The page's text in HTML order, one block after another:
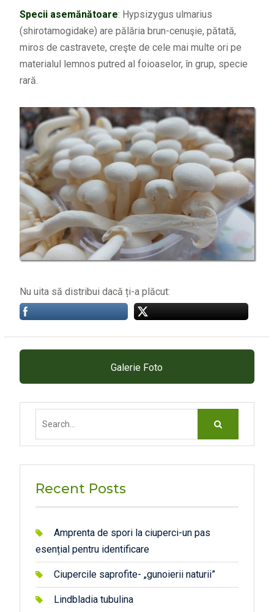
Specii asemănătoare: Hypsizygus ulmarius
(shirotamogidake) are pălăria brun-cenuşie, pătată,
miros de castravete, creşte de cele mai multe ori pe
materialul lemnos putred al foioaselor, în grup, specie
rară.
Nu uita să distribui dacă ți-a plăcut:
Galerie Foto
Recent Posts
Amprenta de spori la ciuperci-un pas
esențial pentru identificare
Ciupercile saprofite- „gunoierii naturii”
Lindbladia tubulina